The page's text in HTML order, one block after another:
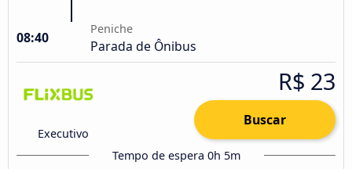
08:40
Peniche
Parada de Ônibus
Executivo
R$ 23
Buscar
Tempo de espera 0h 5m